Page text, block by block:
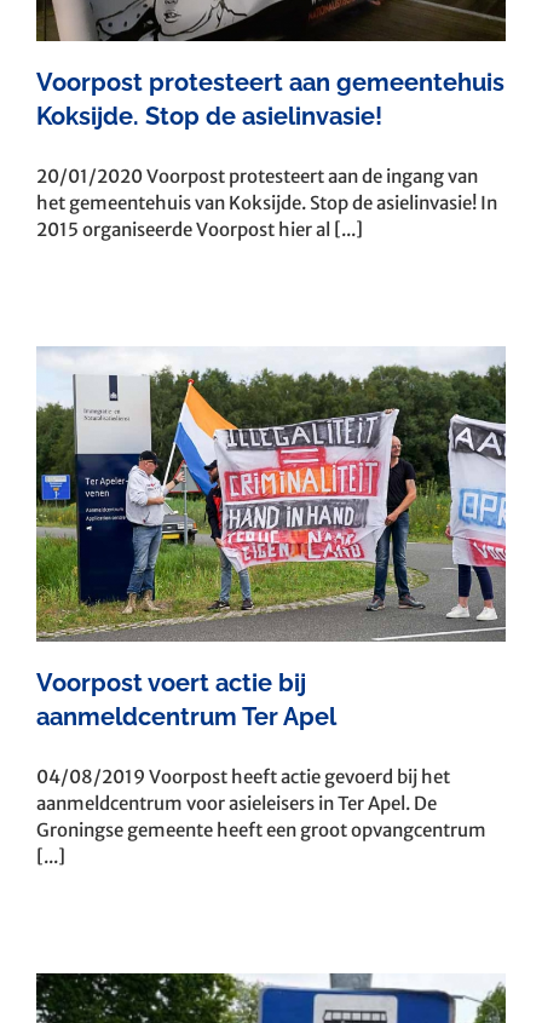
Voorpost protesteert aan gemeentehuis
Koksijde. Stop de asielinvasie!
20/01/2020 Voorpost protesteert aan de ingang van
het gemeentehuis van Koksijde. Stop de asielinvasie! In
2015 organiseerde Voorpost hier al [...]
Voorpost voert actie bij
aanmeldcentrum Ter Apel
04/08/2019 Voorpost heeft actie gevoerd bij het
aanmeldcentrum voor asieleisers in Ter Apel. De
Groningse gemeente heeft een groot opvangcentrum
[...]